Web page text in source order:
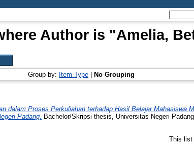
Author is "Amelia,
Group by: Item Type No Grouping
dalam Proses Perkuliahan terhadap Hasil Belajar Mahasiswa
Padang.
Bachelor/Skripsi thesis, Universitas Negeri Padang.
This list